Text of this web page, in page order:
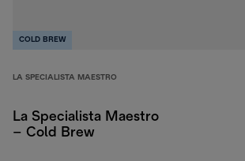
COLD BREW
LA SPECIALISTA MAESTRO
La Specialista Maestro
– Cold Brew